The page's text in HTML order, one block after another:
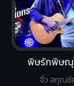
พิษรักพิษณุ
จิ๋ว สกุณชั